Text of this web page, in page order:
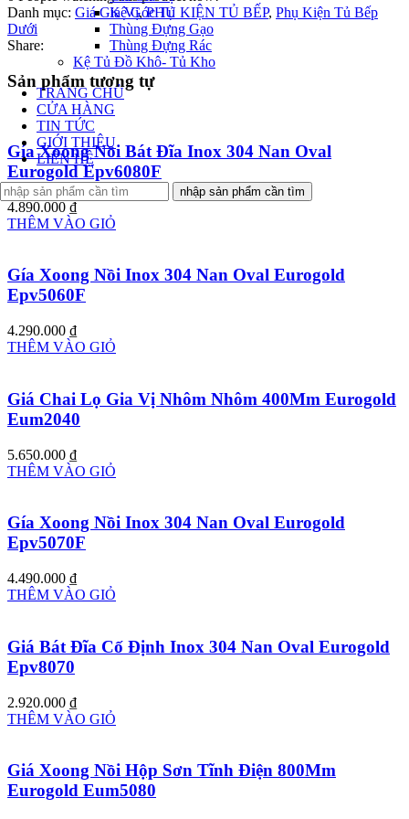
Kệ Góc Tủ
Thùng Đựng Gạo
Thùng Đựng Rác
Kệ Tủ Đồ Khô- Tủ Kho
TRANG CHỦ
CỬA HÀNG
TIN TỨC
GIỚI THIỆU
LIÊN HỆ
nhập sản phẩm cần tìm
Danh mục: Giá Gia Vị, PHỤ KIỆN TỦ BẾP, Phụ Kiện Tủ Bếp
Dưới
Share:
Sản phẩm tương tự
Gía Xoong Nồi Bát Đĩa Inox 304 Nan Oval
Eurogold Epv6080F
4.890.000 ₫
THÊM VÀO GIỎ
Gía Xoong Nồi Inox 304 Nan Oval Eurogold
Epv5060F
4.290.000 ₫
THÊM VÀO GIỎ
Giá Chai Lọ Gia Vị Nhôm Nhôm 400Mm Eurogold
Eum2040
5.650.000 ₫
THÊM VÀO GIỎ
Gía Xoong Nồi Inox 304 Nan Oval Eurogold
Epv5070F
4.490.000 ₫
THÊM VÀO GIỎ
Giá Bát Đĩa Cố Định Inox 304 Nan Oval Eurogold
Epv8070
2.920.000 ₫
THÊM VÀO GIỎ
Giá Xoong Nồi Hộp Sơn Tĩnh Điện 800Mm
Eurogold Eum5080